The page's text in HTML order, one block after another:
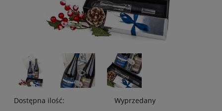
Dostępna ilość: Wyprzedany